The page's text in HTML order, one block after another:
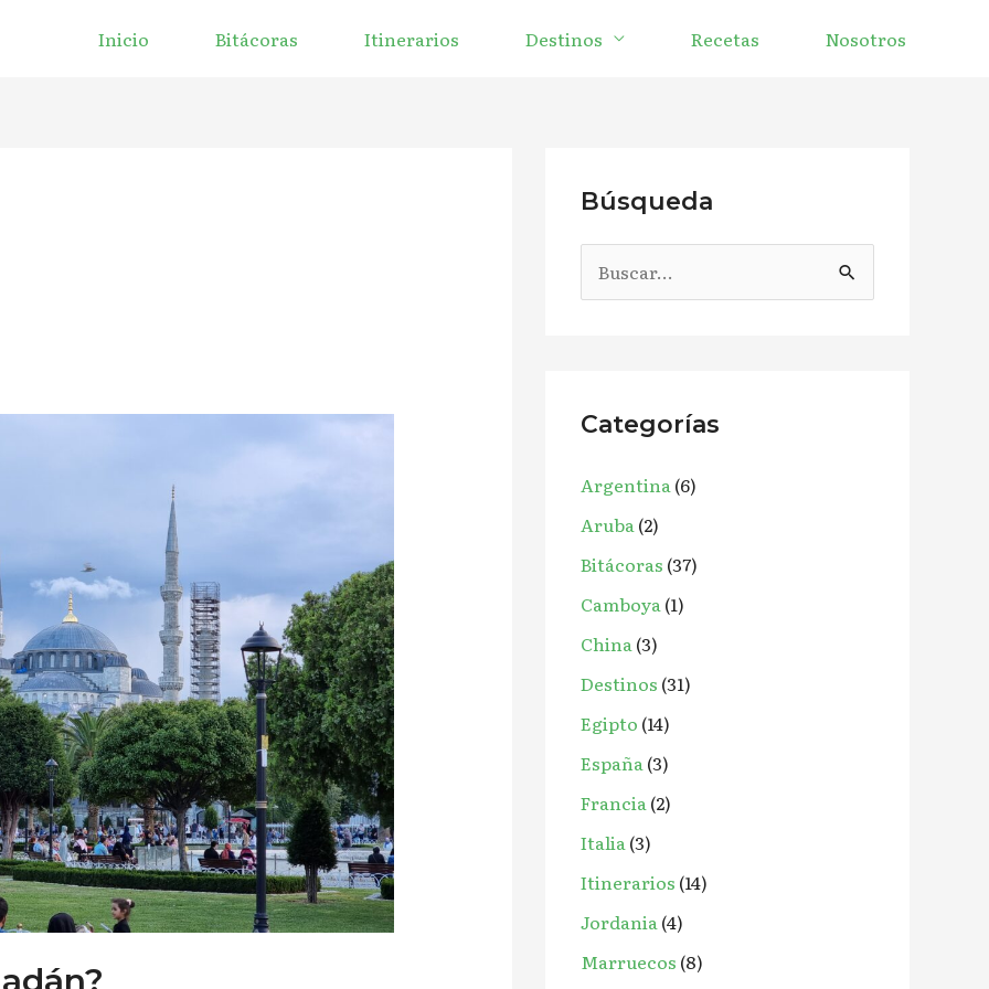
Inicio Bitácoras Itinerarios Destinos Recetas Nosotros
Búsqueda
a
p
o
r
:
Categorías
Argentina(6)
Aruba(2)
Bitácoras (37)
Camboya(1)
China(3)
Destinos (31)
Egipto (14)
España(3)
Francia(2)
Italia(3)
Itinerarios (14)
Jordania(4)
Marruecos (8)